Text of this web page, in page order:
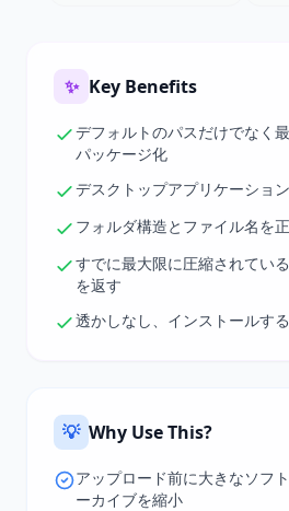
✨ Key Benefits
デフォルトのパスだけでなく
パッケージ化
デスクトップアプリケーショ
フォルダ構造とファイル名を
すでに最大限に圧縮されてい
を返す
透かしなし、インストールす
💡 Why Use This?
アップロード前に大きなソフ
ーカイブを縮小